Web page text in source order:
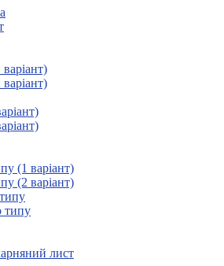
молодіжна Рада УТОГ
УТОГ
УТОГ
УТОГ
(1 варіант)
(2 варіант)
типу
лист